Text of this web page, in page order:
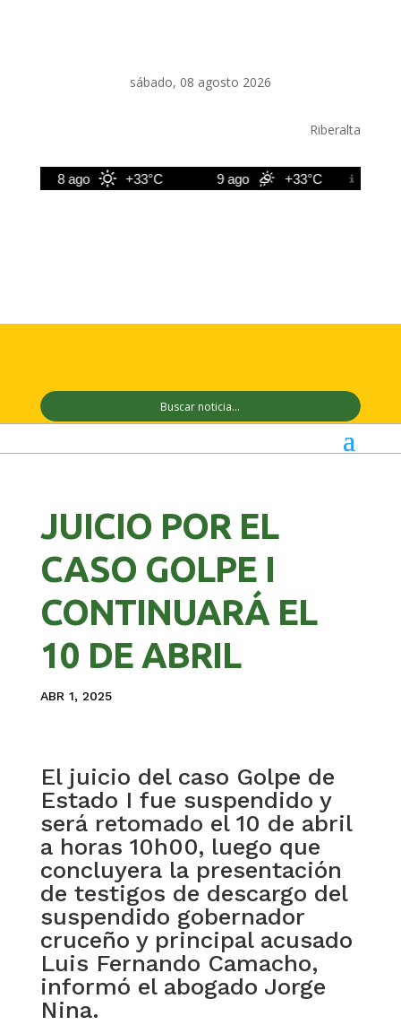
sábado, 08 agosto 2026
Riberalta
8 ago +33°C 9 ago +33°C
JUICIO POR EL
CASO GOLPE I
CONTINUARÁ EL
10 DE ABRIL
ABR 1, 2025
El juicio del caso Golpe de
Estado I fue suspendido y
será retomado el 10 de abril
a horas 10h00, luego que
concluyera la presentación
de testigos de descargo del
suspendido gobernador
cruceño y principal acusado
Luis Fernando Camacho,
informó el abogado Jorge
Nina.